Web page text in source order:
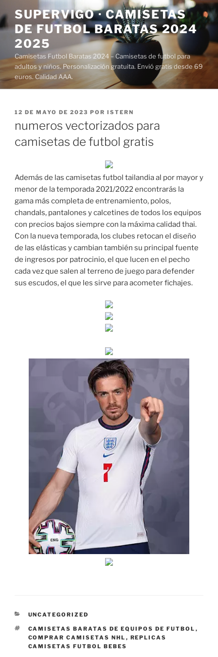
al
contenido
SUPERVIGO · CAMISETAS
DE FUTBOL BARATAS 2024
2025
Camisetas Futbol Baratas 2024 – Camisetas de futbol para
adultos y niños. Personalización gratuita. Envió gratis desde 69
euros. Calidad AAA.
PUBLICADO
12 DE MAYO DE 2023 POR ISTERN
numeros vectorizados para
camisetas de futbol gratis
Además de las camisetas futbol tailandia al por mayor y
menor de la temporada 2021/2022 encontrarás la
gama más completa de entrenamiento, polos,
chandals, pantalones y calcetines de todos los equipos
con precios bajos siempre con la máxima calidad thai.
Con la nueva temporada, los clubes retocan el diseño
de las elásticas y cambian también su principal fuente
de ingresos por patrocinio, el que lucen en el pecho
cada vez que salen al terreno de juego para defender
sus escudos, el que les sirve para acometer fichajes.
CATEGORÍAS
UNCATEGORIZED
ETIQUETAS
CAMISETAS BARATAS DE EQUIPOS DE FUTBOL ,
COMPRAR CAMISETAS NHL , REPLICAS
CAMISETAS FUTBOL BEBES